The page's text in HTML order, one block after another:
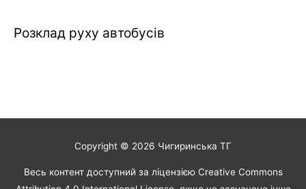
Розклад руху автобусів
Copyright © 2026 Чигиринська ТГ
Весь контент доступний за ліцензією Creative Commons